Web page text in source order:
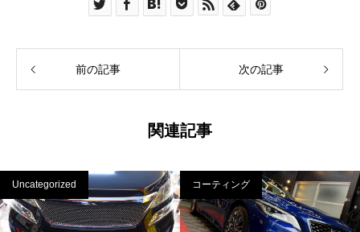
前の記事 次の記事
関連記事
Uncategorized コーティング